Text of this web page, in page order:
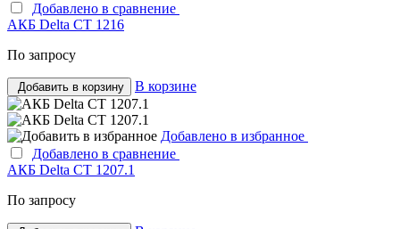
Добавлено в сравнение
АКБ Delta CT 1216
По запросу
Добавить в корзину В корзине
Добавлено в избранное
Добавлено в сравнение
АКБ Delta CT 1207.1
По запросу